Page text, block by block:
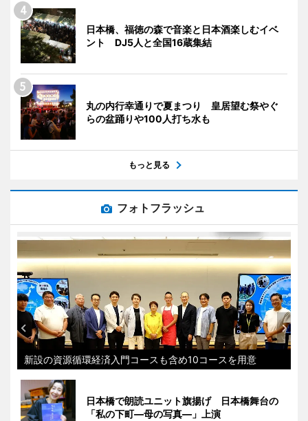
日本橋、福徳の森で音楽と日本酒楽しむイベ
ント DJ5人と全国16蔵集結
丸の内行幸通りで夏まつり 皇居望む祭やぐ
らの盆踊りや100人打ち水も
もっと見る
フォトフラッシュ
新設の資源循環経済入門コースも含め10コースを用意
日本橋で朗読ユニット旗揚げ 日本橋舞台の
「私の下町―母の写真―」上演